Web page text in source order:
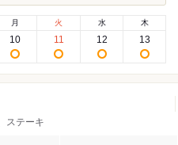
月
10
火
11
水
12
木
13
ステーキ